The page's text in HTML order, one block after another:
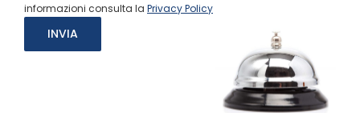
informazioni consulta la Privacy Policy